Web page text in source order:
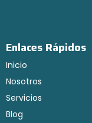
Enlaces Rápidos
Inicio
Nosotros
Servicios
Blog